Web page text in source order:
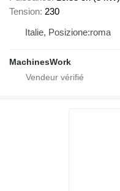
Tension 230
Italie, Posizione:roma
MachinesWork